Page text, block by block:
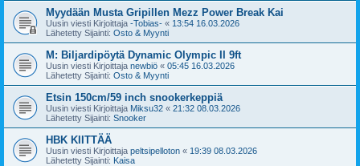
Myydään Musta Gripillen Mezz Power Break Kai
Uusin viesti Kirjoittaja -Tobias- « 13:54 16.03.2026
Lähetetty Sijainti: Osto & Myynti
M: Biljardipöytä Dynamic Olympic II 9ft
Uusin viesti Kirjoittaja newbiö « 05:45 16.03.2026
Lähetetty Sijainti: Osto & Myynti
Etsin 150cm/59 inch snookerkeppiä
Uusin viesti Kirjoittaja Miksu32 « 21:32 08.03.2026
Lähetetty Sijainti: Snooker
HBK KIITTÄÄ
Uusin viesti Kirjoittaja peltsipelloton « 19:39 08.03.2026
Lähetetty Sijainti: Kaisa